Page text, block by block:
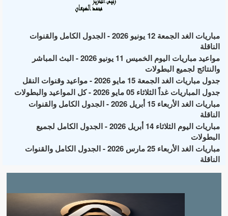
مباريات الغد الجمعة 12 يونيو 2026 - الجدول الكامل والقنوات
الناقلة
مواعيد مباريات اليوم الخميس 11 يونيو 2026 - البث المباشر
والنتائج لجميع البطولات
جدول مباريات الغد الجمعة 15 مايو 2026 - مواعيد وقنوات النقل
جدول المباريات غداً الثلاثاء 05 مايو 2026 - كل المواعيد والبطولات
مباريات الغد الأربعاء 15 أبريل 2026 - الجدول الكامل والقنوات
الناقلة
مباريات اليوم الثلاثاء 14 أبريل 2026 - الجدول الكامل لجميع
البطولات
مباريات الغد الأربعاء 25 مارس 2026 - الجدول الكامل والقنوات
الناقلة